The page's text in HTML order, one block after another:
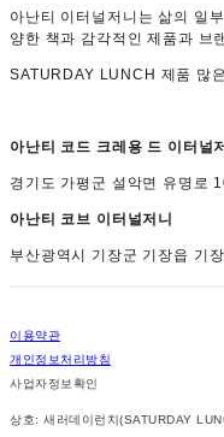
아난티 이터널저니는 삶의 일
양한 책과 감각적인 제품과 브
SATURDAY LUNCH 제품 많
아난티 코드 크레용 드 이터널
경기도 가평군 설악면 유명로
아난티 코브 이터널저니
부산광역시 기장군 기장읍 기
이용약관
개인정보처리방침
사업자정보확인
상호: 새러데이런치(SATURDAY